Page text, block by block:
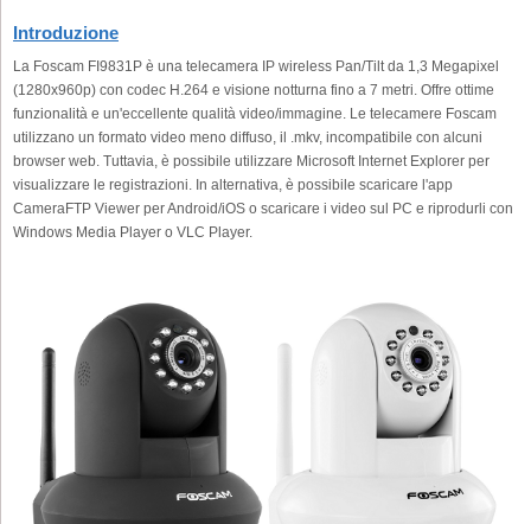
Introduzione
La Foscam FI9831P è una telecamera IP wireless Pan/Tilt da 1,3 Megapixel
(1280x960p) con codec H.264 e visione notturna fino a 7 metri. Offre ottime
funzionalità e un'eccellente qualità video/immagine. Le telecamere Foscam
utilizzano un formato video meno diffuso, il .mkv, incompatibile con alcuni
browser web. Tuttavia, è possibile utilizzare Microsoft Internet Explorer per
visualizzare le registrazioni. In alternativa, è possibile scaricare l'app
CameraFTP Viewer per Android/iOS o scaricare i video sul PC e riprodurli con
Windows Media Player o VLC Player.